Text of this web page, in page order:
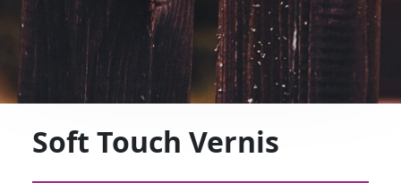
Soft Touch Vernis